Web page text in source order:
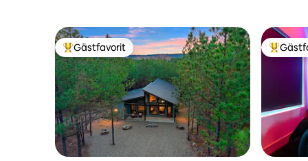
Populär gästfavorit
Gästfavorit Populär